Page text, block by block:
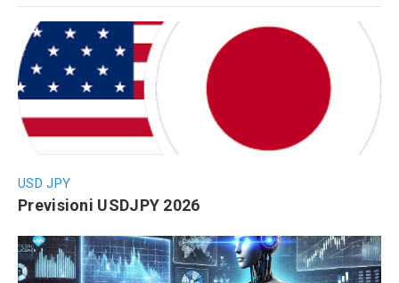
USD JPY
Previsioni USDJPY 2026